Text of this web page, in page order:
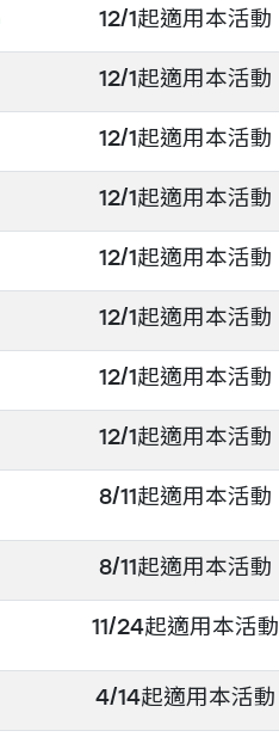
12/1起適用本活動
12/1起適用本活動
12/1起適用本活動
12/1起適用本活動
12/1起適用本活動
12/1起適用本活動
12/1起適用本活動
12/1起適用本活動
8/11起適用本活動
8/11起適用本活動
11/24起適用本活動
4/14起適用本活動